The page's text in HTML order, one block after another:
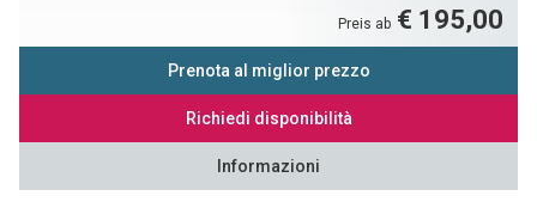
Preis ab € 195,00
Prenota al miglior prezzo
Richiedi disponibilità
Informazioni